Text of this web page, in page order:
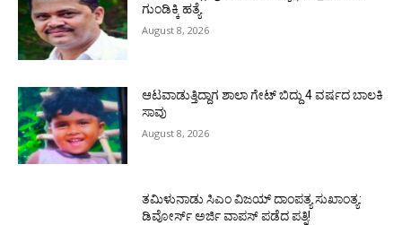
ಗುಂಡಿಕ್ಕಿ ಹತ್ಯೆ
August 8, 2026
ಆಟವಾಡುತ್ತಿದ್ದಾಗ ಶಾಲಾ ಗೇಟ್‌ ಬಿದ್ದು 4 ವರ್ಷದ ಬಾಲಕಿ
ಸಾವು
August 8, 2026
ತಮಿಳುನಾಡು ಸಿಎಂ ವಿಜಯ್‌ ದಾಂಪತ್ಯ ಸುಖಾಂತ್ಯ:
ಡಿವೋರ್ಸ್‌ ಅರ್ಜಿ ವಾಪಸ್‌ ಪಡೆದ ಪತ್ನಿ!